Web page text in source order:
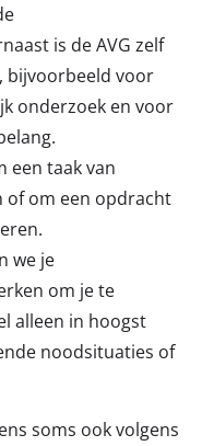
is de AVG zelf
bijvoorbeeld voor
onderzoek en voor
een taak van
of om een opdracht
we je
om je te
alleen in hoogst
noodsituaties of
soms ook volgens